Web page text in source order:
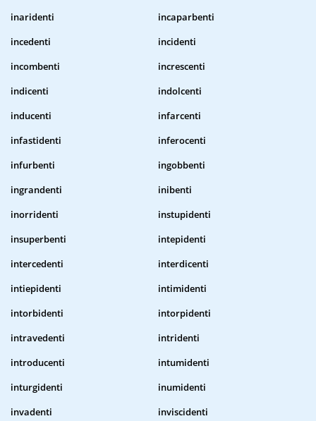
inaridenti
incaparbenti
incedenti
incidenti
incombenti
increscenti
indicenti
indolcenti
inducenti
infarcenti
infastidenti
inferocenti
infurbenti
ingobbenti
ingrandenti
inibenti
inorridenti
instupidenti
insuperbenti
intepidenti
intercedenti
interdicenti
intiepidenti
intimidenti
intorbidenti
intorpidenti
intravedenti
intridenti
introducenti
intumidenti
inturgidenti
inumidenti
invadenti
inviscidenti